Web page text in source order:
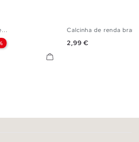
Calcinha de renda
Preço
2,99 €